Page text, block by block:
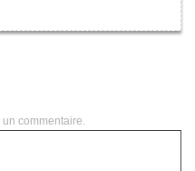
commentaire.